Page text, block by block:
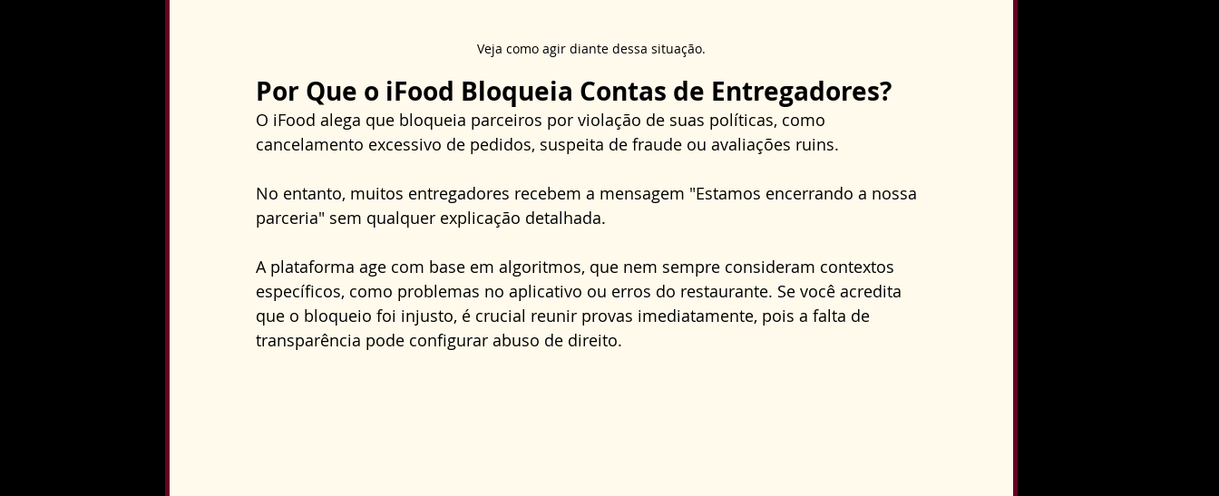
Veja como agir diante dessa situação.
Por Que o iFood Bloqueia Contas de Entregadores?
O iFood alega que bloqueia parceiros por violação de suas políticas, como
cancelamento excessivo de pedidos, suspeita de fraude ou avaliações ruins.
No entanto, muitos entregadores recebem a mensagem "Estamos encerrando a nossa
parceria" sem qualquer explicação detalhada.
A plataforma age com base em algoritmos, que nem sempre consideram contextos
específicos, como problemas no aplicativo ou erros do restaurante. Se você acredita
que o bloqueio foi injusto, é crucial reunir provas imediatamente, pois a falta de
transparência pode configurar abuso de direito.